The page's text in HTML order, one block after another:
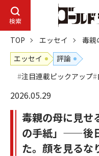
検索
TOP エッセイ
毒親
エッセイ
評論
注目連載ピックアップ
2026.05.29
毒親の母に見せ
の手紙」——後
た。顔を見る